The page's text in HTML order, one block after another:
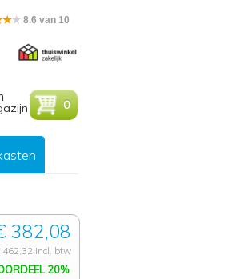
8.6 van 10
0
382,08
462,32 incl. btw
20%